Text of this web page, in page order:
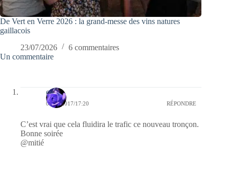
De Vert en Verre 2026 : la grand-messe des vins natures
gaillacois
23/07/2026
6 commentaires
Un commentaire
covix
03/05/2017/17:20 RÉPONDRE
C’est vrai que cela fluidira le trafic ce nouveau tronçon.
Bonne soirée
@mitié